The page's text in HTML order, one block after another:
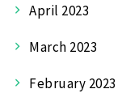
April 2023
March 2023
February 2023